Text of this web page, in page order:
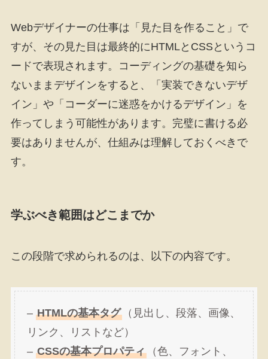
Webデザイナーの仕事は「見た目を作ること」で
すが、その見た目は最終的にHTMLとCSSというコ
ードで表現されます。コーディングの基礎を知ら
ないままデザインをすると、「実装できないデザ
イン」や「コーダーに迷惑をかけるデザイン」を
作ってしまう可能性があります。完璧に書ける必
要はありませんが、仕組みは理解しておくべきで
す。
学ぶべき範囲はどこまでか
この段階で求められるのは、以下の内容です。
– HTMLの基本タグ（見出し、段落、画像、
リンク、リストなど）
– CSSの基本プロパティ（色、フォント、